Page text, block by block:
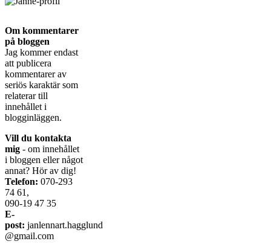
Om kommentarer
på bloggen
Jag kommer endast
att publicera
kommentarer av
seriös karaktär som
relaterar till
innehållet i
blogginläggen.
Vill du kontakta
mig - om innehållet
i bloggen eller något
annat? Hör av dig!
Telefon: 070-293
74 61,
090-19 47 35
E-
post: janlennart.hagglund
@gmail.com